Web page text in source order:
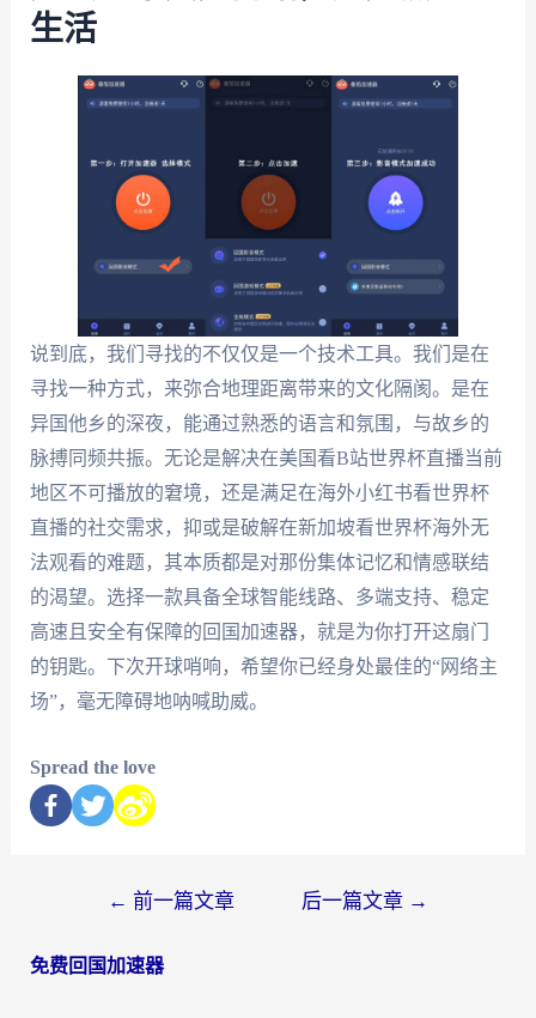
生活
说到底，我们寻找的不仅仅是一个技术工具。我们是在
寻找一种方式，来弥合地理距离带来的文化隔阂。是在
异国他乡的深夜，能通过熟悉的语言和氛围，与故乡的
脉搏同频共振。无论是解决在美国看B站世界杯直播当前
地区不可播放的窘境，还是满足在海外小红书看世界杯
直播的社交需求，抑或是破解在新加坡看世界杯海外无
法观看的难题，其本质都是对那份集体记忆和情感联结
的渴望。选择一款具备全球智能线路、多端支持、稳定
高速且安全有保障的回国加速器，就是为你打开这扇门
的钥匙。下次开球哨响，希望你已经身处最佳的“网络主
场”，毫无障碍地呐喊助威。
Spread the love
← 前一篇文章 后一篇文章 →
免费回国加速器